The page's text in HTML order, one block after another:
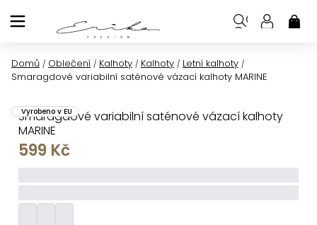
na
Domů / Oblečení / Kalhoty / Kalhoty / Letní kalhoty /
Smaragdové variabilní saténové vázací kalhoty MARINE
Smaragdové variabilní saténové vázací kalhoty
MARINE
Vyrobeno v EU
599 Kč